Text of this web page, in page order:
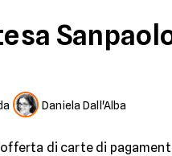
Daniela Dall'Alba
di carte di